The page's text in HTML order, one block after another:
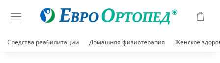
Средства реабилитации Домашняя физиотерапия Женское